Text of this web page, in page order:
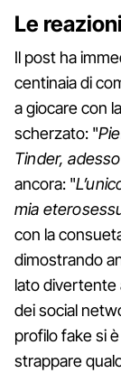
Le
Il post ha
centinaia di
a giocare con
scherzato: "
Tinder,
ancora: "
mia
con la
dimostrando
lato divertente
dei social
profilo fake si
strappare